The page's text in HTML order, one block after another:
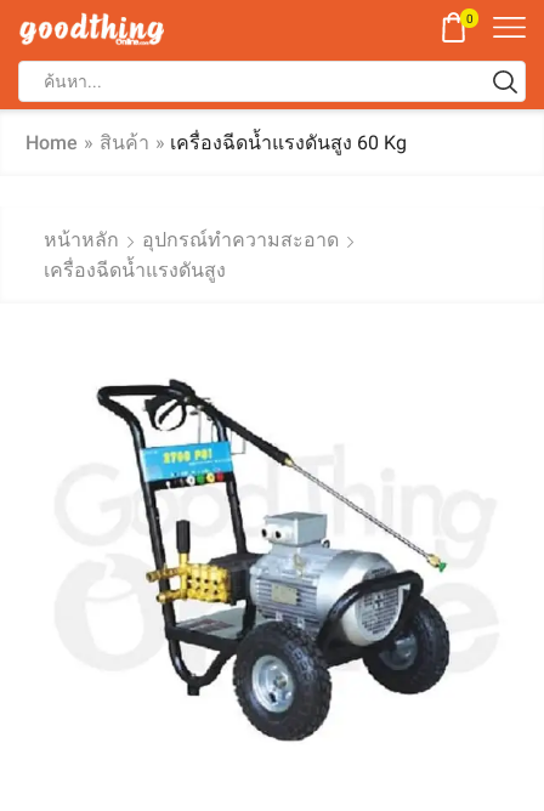
0
Home » สินค้า » เครื่องฉีดน้ำแรงดันสูง 60 Kg
หน้าหลัก
อุปกรณ์ทำความสะอาด
เครื่องฉีดน้ำแรงดันสูง